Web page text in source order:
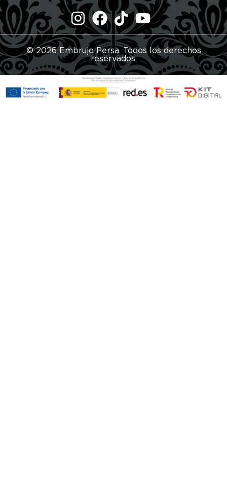
© 2026 Embrujo Persa. Todos los derechos
reservados.